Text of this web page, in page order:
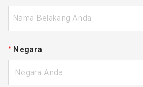
* Negara
Negara Anda